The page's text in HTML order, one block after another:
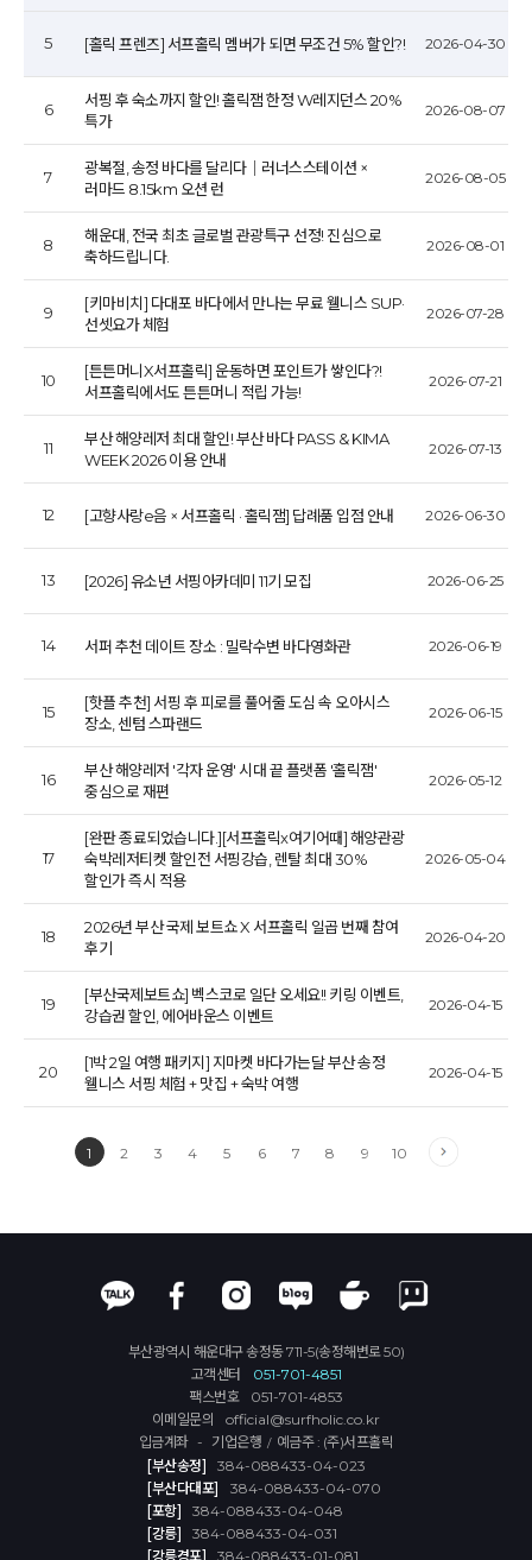
5 [홀릭 프렌즈] 서프홀릭 멤버가 되면 무조건 5% 할인?! 2026-04-30
6
서핑 후 숙소까지 할인! 홀릭잼 한정 W레지던스 20%
특가
2026-08-07
7
광복절, 송정 바다를 달리다｜러너스스테이션 ×
러마드 8.15km 오션 런
2026-08-05
8
해운대, 전국 최초 글로벌 관광특구 선정! 진심으로
축하드립니다.
2026-08-01
9
[키마비치] 다대포 바다에서 만나는 무료 웰니스 SUP·
선셋요가 체험
2026-07-28
10
[튼튼머니X서프홀릭] 운동하면 포인트가 쌓인다?!
서프홀릭에서도 튼튼머니 적립 가능!
2026-07-21
11
부산 해양레저 최대 할인! 부산 바다 PASS & KIMA
WEEK 2026 이용 안내
2026-07-13
12 [고향사랑e음 × 서프홀릭 · 홀릭잼] 답례품 입점 안내 2026-06-30
13 [2026] 유소년 서핑아카데미 11기 모집 2026-06-25
14 서퍼 추천 데이트 장소 : 밀락수변 바다영화관 2026-06-19
15
[핫플 추천] 서핑 후 피로를 풀어줄 도심 속 오아시스
장소, 센텀 스파랜드
2026-06-15
16
부산 해양레저 '각자 운영' 시대 끝 플랫폼 '홀릭잼'
중심으로 재편
2026-05-12
17
[완판 종료되었습니다.][서프홀릭x여기어때] 해양관광
숙박레저티켓 할인전 서핑강습, 렌탈 최대 30%
할인가 즉시 적용
2026-05-04
18
2026년 부산 국제 보트쇼 X 서프홀릭 일곱 번째 참여
후기
2026-04-20
19
[부산국제보트쇼] 벡스코로 일단 오세요!! 키링 이벤트,
강습권 할인, 에어바운스 이벤트
2026-04-15
20
[1박 2일 여행 패키지] 지마켓 바다가는달 부산 송정
웰니스 서핑 체험 + 맛집 + 숙박 여행
2026-04-15
1 2 3 4 5 6 7 8 9 10
부산광역시 해운대구 송정동 711-5(송정해변로 50)
고객센터
051-701-4851
팩스번호
051-701-4853
이메일문의
official@surfholic.co.kr
입금계좌 - 기업은행/예금주 : (주)서프홀릭
[부산송정]
384-088433-04-023
[부산다대포]
384-088433-04-070
[포항]
384-088433-04-048
[강릉]
384-088433-04-031
[강릉경포]
384-088433-01-081